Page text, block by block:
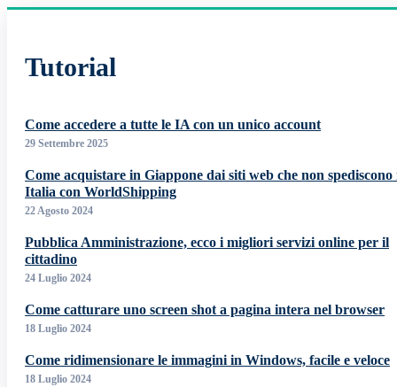
Tutorial
Come accedere a tutte le IA con un unico account
29 Settembre 2025
Come acquistare in Giappone dai siti web che non spediscono
Italia con WorldShipping
22 Agosto 2024
Pubblica Amministrazione, ecco i migliori servizi online per il
cittadino
24 Luglio 2024
Come catturare uno screen shot a pagina intera nel browser
18 Luglio 2024
Come ridimensionare le immagini in Windows, facile e veloce
18 Luglio 2024